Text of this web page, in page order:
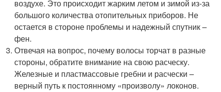
воздухе. Это происходит жарким летом и зимой из-за
большого количества отопительных приборов. Не
остается в стороне проблемы и надежный спутник –
фен.
Отвечая на вопрос, почему волосы торчат в разные
стороны, обратите внимание на свою расческу.
Железные и пластмассовые гребни и расчески –
верный путь к постоянному «произволу» локонов.